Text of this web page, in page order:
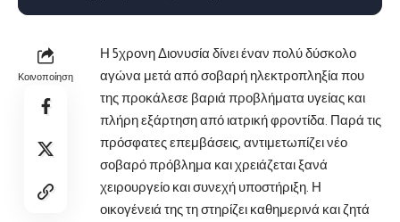
Κοινοποίηση
Η 5χρονη Διονυσία δίνει έναν πολύ δύσκολο
αγώνα μετά από σοβαρή ηλεκτροπληξία που
της προκάλεσε βαριά προβλήματα υγείας και
πλήρη εξάρτηση από ιατρική φροντίδα. Παρά τις
πρόσφατες επεμβάσεις, αντιμετωπίζει νέο
σοβαρό πρόβλημα και χρειάζεται ξανά
χειρουργείο και συνεχή υποστήριξη. Η
οικογένειά της τη στηρίζει καθημερινά και ζητά